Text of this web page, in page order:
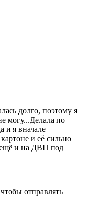
долго, поэтому я
могу...Делала по
и я вначале
и её сильно
ещё и на ДВП под
отправлять